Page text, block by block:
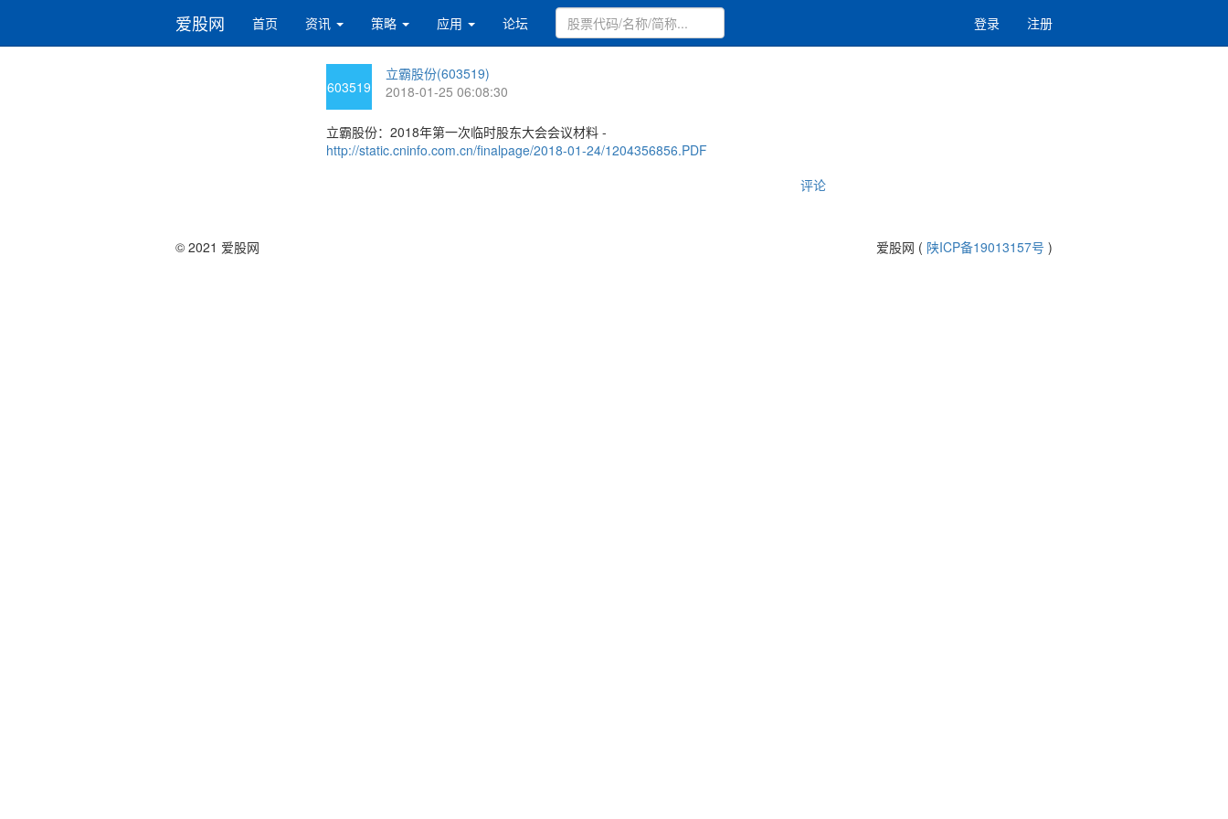
爱股网 首页 资讯 策略 应用 论坛 登录 注册
603519
立霸股份(603519)
2018-01-25 06:08:30
立霸股份：2018年第一次临时股东大会会议材料 -
http://static.cninfo.com.cn/finalpage/2018-01-24/1204356856.PDF
评论
© 2021 爱股网 爱股网 ( 陕ICP备19013157号 )